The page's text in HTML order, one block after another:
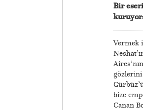
Bir
Vermek
gözlerini
bize
Canan